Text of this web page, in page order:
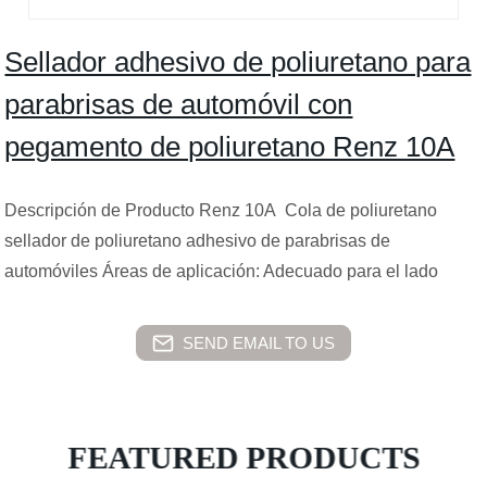
Sellador adhesivo de poliuretano para
parabrisas de automóvil con
pegamento de poliuretano Renz 10A
Descripción de Producto Renz 10A Cola de poliuretano
sellador de poliuretano adhesivo de parabrisas de
automóviles Áreas de aplicación: Adecuado para el lado
SEND EMAIL TO US
FEATURED PRODUCTS